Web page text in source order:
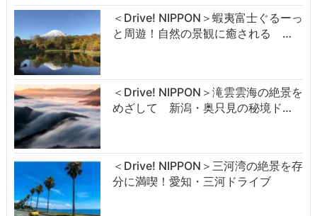
＜Drive! NIPPON＞蝦夷富士ぐるーっ
と周遊！自然の景観に癒される …
＜Drive! NIPPON＞滝雲雲海の絶景を
めざして 新潟・奥只見の秘境ド…
＜Drive! NIPPON＞三河湾の絶景を存
分に満喫！愛知・三河ドライブ